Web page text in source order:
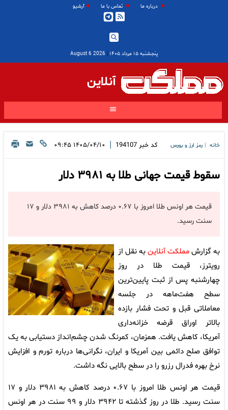
درباره ما تماس با ما آرشیو
پنجشنبه ۱۵ مرداد ۱۴۰۵ |
2026 August 6
آنلاین
خانه رمز ارز و بورس کد خبر 194107
| ۱۴۰۵/۰۴/۱۰ ۰۹:۴۵
سقوط قیمت جهانی طلا به ۳۹۸۱ دلار
قیمت هر اونس طلا امروز با ۰.۶۷ درصد کاهش به ۳۹۸۱ دلار و ۱۷
سنت رسید.
به گزارشمملکت آنلاینبه نقل از
رویترز، قیمت طلا در روز
چهارشنبه پس از ثبت پایین‌ترین
سطح هفت‌ماهه در جلسه
معاملاتی قبل و تحت فشار بازده
بالاتر اوراق قرضه خزانه‌داری
آمریکا، کاهش یافت. همزمان، کمرنگ شدن چشم‌انداز دستیابی به یک
توافق صلح دائمی بین آمریکا و ایران، نگرانی‌ها درباره تورم و افزایش
نرخ بهره فدرال رزرو را در سطح بالایی نگه داشت.
قیمت هر اونس طلا امروز با ۰.۶۷ درصد کاهش به ۳۹۸۱ دلار و ۱۷
سنت رسید. طلا در روز گذشته تا ۳۹۴۲ دلار و ۹۹ سنت در هر اونس